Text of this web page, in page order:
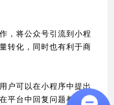
，将公众号引流到小程
转化，同时也有利于商
户可以在小程序中提出
平台中回复问题都能获